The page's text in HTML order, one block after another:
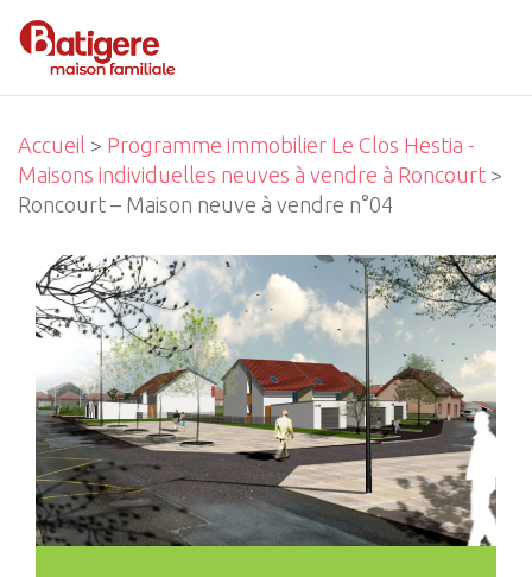
Accueil > Programme immobilier Le Clos Hestia -
Maisons individuelles neuves à vendre à Roncourt >
Roncourt – Maison neuve à vendre n°04